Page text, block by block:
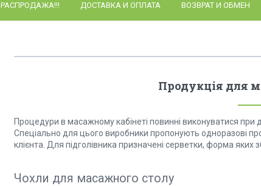
РАСПРОДАЖА!!! ДОСТАВКА И ОПЛАТА ВОЗВРАТ И ОБМЕН
Продукція для
Процедури в масажному кабінеті повинні виконуватися при
Спеціально для цього виробники пропонують одноразові
клієнта. Для підголівника призначені серветки, форма
Чохли для масажного столу